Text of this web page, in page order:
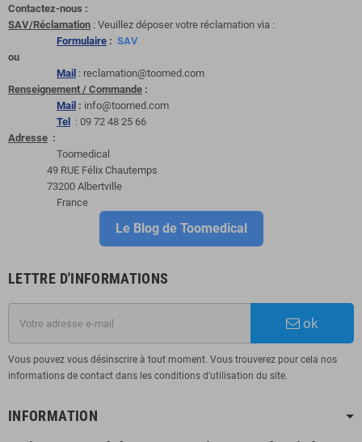
Contactez-nous :
SAV/Réclamation : Veuillez déposer votre réclamation via :
Formulaire : SAV
ou
Mail : reclamation@toomed.com
Renseignement / Commande :
Mail : info@toomed.com
Tel
: 09 72 48 25 66
Adresse :
Toomedical
49 RUE Félix Chautemps
73200 Albertville
France
Le Blog de Toomedical
LETTRE D'INFORMATIONS
ok
Vous pouvez vous désinscrire à tout moment. Vous trouverez pour cela nos
informations de contact dans les conditions d'utilisation du site.
INFORMATION